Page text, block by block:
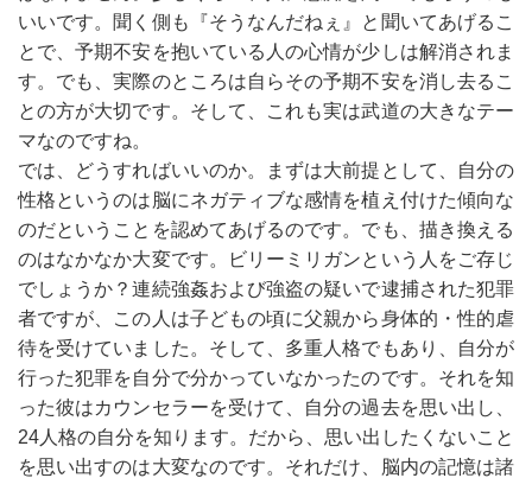
いいです。聞く側も『そうなんだねぇ』と聞いてあげるこ
とで、予期不安を抱いている人の心情が少しは解消されま
す。でも、実際のところは自らその予期不安を消し去るこ
との方が大切です。そして、これも実は武道の大きなテー
マなのですね。
では、どうすればいいのか。まずは大前提として、自分の
性格というのは脳にネガティブな感情を植え付けた傾向な
のだということを認めてあげるのです。でも、描き換える
のはなかなか大変です。ビリーミリガンという人をご存じ
でしょうか？連続強姦および強盗の疑いで逮捕された犯罪
者ですが、この人は子どもの頃に父親から身体的・性的虐
待を受けていました。そして、多重人格でもあり、自分が
行った犯罪を自分で分かっていなかったのです。それを知
った彼はカウンセラーを受けて、自分の過去を思い出し、
24人格の自分を知ります。だから、思い出したくないこと
を思い出すのは大変なのです。それだけ、脳内の記憶は諸